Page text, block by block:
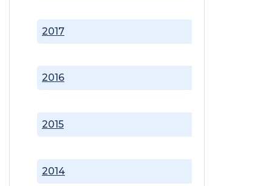
2014
2015
2016
2017